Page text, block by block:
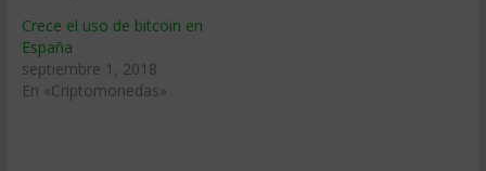
Crece el uso de bitcoin en
España
septiembre 1, 2018
En «Criptomonedas»